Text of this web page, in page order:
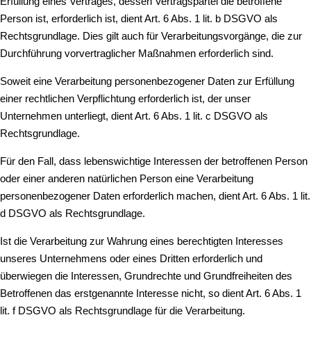
Person ist, erforderlich ist, dient Art. 6 Abs. 1 lit. b DSGVO als
Rechtsgrundlage. Dies gilt auch für Verarbeitungsvorgänge, die zur
Durchführung vorvertraglicher Maßnahmen erforderlich sind.
Soweit eine Verarbeitung personenbezogener Daten zur Erfüllung
einer rechtlichen Verpflichtung erforderlich ist, der unser
Unternehmen unterliegt, dient Art. 6 Abs. 1 lit. c DSGVO als
Rechtsgrundlage.
Für den Fall, dass lebenswichtige Interessen der betroffenen Person
oder einer anderen natürlichen Person eine Verarbeitung
personenbezogener Daten erforderlich machen, dient Art. 6 Abs. 1 lit.
d DSGVO als Rechtsgrundlage.
Ist die Verarbeitung zur Wahrung eines berechtigten Interesses
unseres Unternehmens oder eines Dritten erforderlich und
überwiegen die Interessen, Grundrechte und Grundfreiheiten des
Betroffenen das erstgenannte Interesse nicht, so dient Art. 6 Abs. 1
lit. f DSGVO als Rechtsgrundlage für die Verarbeitung.